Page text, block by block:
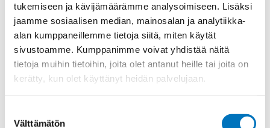
tukemiseen ja kävijämäärämme analysoimiseen. Lisäksi
jaamme sosiaalisen median, mainosalan ja analytiikka-
alan kumppaneillemme tietoja siitä, miten käytät
sivustoamme. Kumppanimme voivat yhdistää näitä
tietoja muihin tietoihin, joita olet antanut heille tai joita on
kerätty, kun olet käyttänyt heidän palvelujaan.
valinta
Välttämätön
36/42
LAAJENNUS
METALLI
määrä